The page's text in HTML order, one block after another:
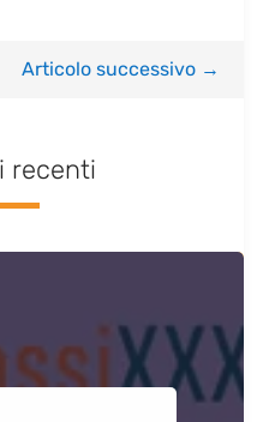
Articolo successivo→
recenti